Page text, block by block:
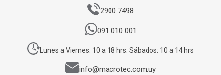
2900 7498
091 010 001
Lunes a Viernes: 10 a 18 hrs. Sábados: 10 a 14 hrs
info@macrotec.com.uy